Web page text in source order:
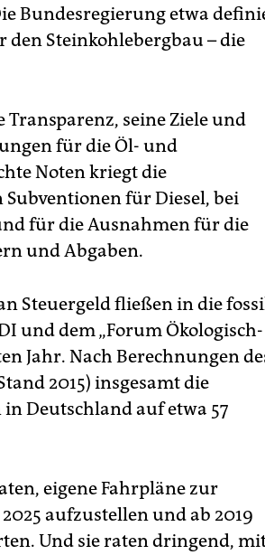
Bundesregierung etwa
Steinkohlebergbau – die
seine Ziele und
für die Öl- und
Noten kriegt die
für Diesel, bei
für die Ausnahmen für die
und Abgaben.
Steuergeld fließen in die
und dem „Forum Ökologisch-
Jahr. Nach Berechnungen
2015) insgesamt die
Deutschland auf etwa 57
eigene Fahrpläne zur
aufzustellen und ab 2019
Und sie raten dringend,